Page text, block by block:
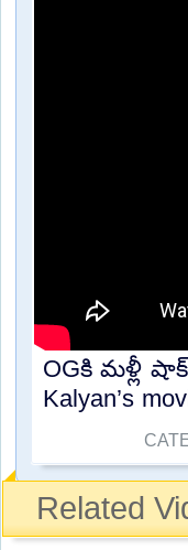
OGకి మళ్లీ షాక్
Kalyan’s
Related